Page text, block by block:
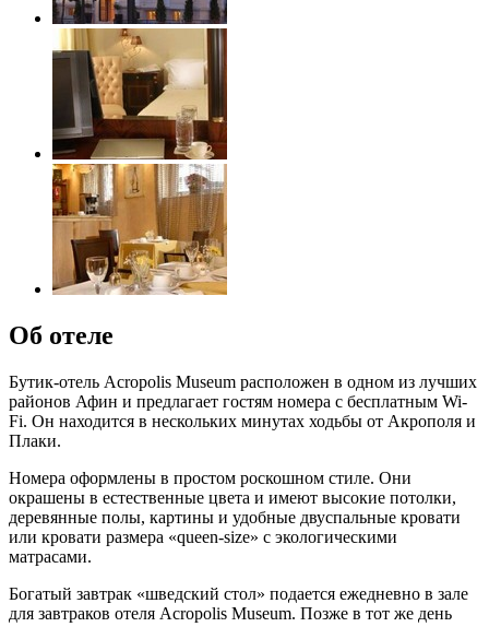
Об отеле
Бутик-отель Acropolis Museum расположен в одном из лучших
районов Афин и предлагает гостям номера с бесплатным Wi-
Fi. Он находится в нескольких минутах ходьбы от Акрополя и
Плаки.
Номера оформлены в простом роскошном стиле. Они
окрашены в естественные цвета и имеют высокие потолки,
деревянные полы, картины и удобные двуспальные кровати
или кровати размера «queen-size» с экологическими
матрасами.
Богатый завтрак «шведский стол» подается ежедневно в зале
для завтраков отеля Acropolis Museum. Позже в тот же день